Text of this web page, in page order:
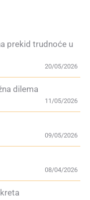
prekid trudnoće u
20/05/2026
dilema
11/05/2026
09/05/2026
08/04/2026